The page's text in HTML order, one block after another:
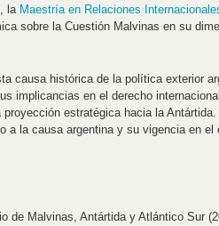
la Maestría en Relaciones
sobre la Cuestión Malvinas en su
causa histórica de la política exterior
implicancias en el derecho
estratégica hacia la
a la causa argentina y su vigencia en el
de Malvinas, Antártida y Atlántico Sur